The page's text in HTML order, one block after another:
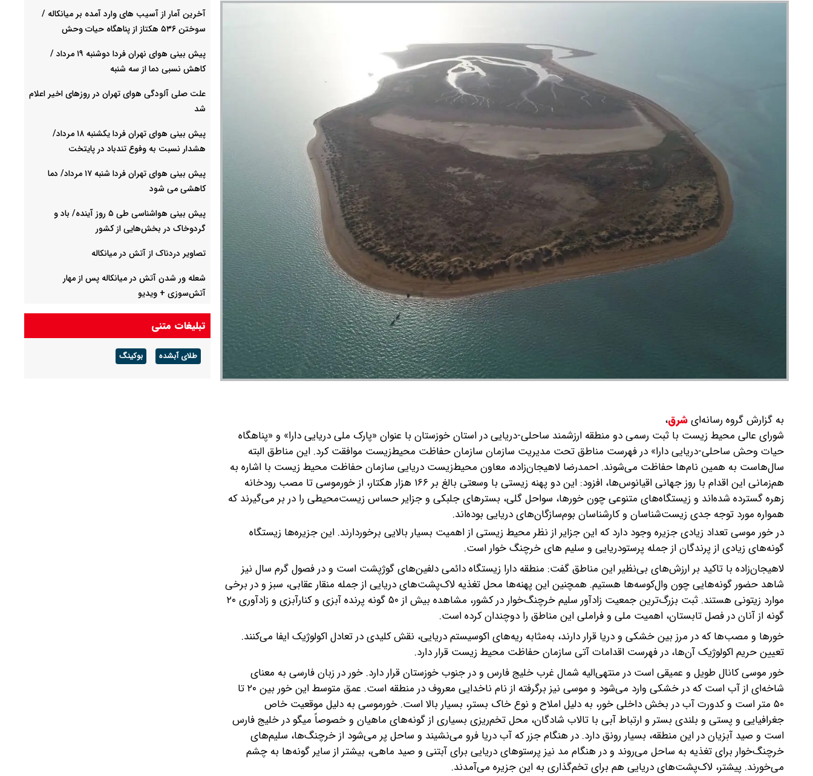
به گزارش گروه رسانه‌ایشرق،
شورای عالی محیط زیست با ثبت رسمی دو منطقه ارزشمند ساحلی-دریایی در استان خوزستان با عنوان «پارک ملی دریایی دارا» و «پناهگاه
حیات وحش ساحلی-دریایی دارا» در فهرست مناطق تحت مدیریت سازمان سازمان حفاظت محیط‌زیست موافقت کرد. این مناطق البته
سال‌هاست به همین نام‌ها حفاظت می‌شوند. احمدرضا لاهیجان‌زاده، معاون محیط‌زیست دریایی سازمان حفاظت محیط زیست با اشاره به
هم‌زمانی این اقدام با روز جهانی اقیانوس‌ها، افزود: این دو پهنه زیستی با وسعتی بالغ بر ۱۶۶ هزار هکتار، از خورموسی تا مصب رودخانه
زهره گسترده شده‌اند و زیستگاه‌های متنوعی چون خورها، سواحل گلی، بسترهای جلبکی و جزایر حساس زیست‌محیطی را در بر می‌گیرند که
همواره مورد توجه جدی زیست‌شناسان و کارشناسان بوم‌سازگان‌های دریایی بوده‌اند.
در خور موسی تعداد زیادی جزیره وجود دارد که این جزایر از نظر محیط زیستی از اهمیت بسیار بالایی برخوردارند. این جزیره‌ها زیستگاه
گونه‌های زیادی از پرندگان از جمله پرستودریایی و سلیم های خرچنگ خوار است.
لاهیجان‌زاده با تاکید بر ارزش‌های بی‌نظیر این مناطق گفت: منطقه دارا زیستگاه دائمی دلفین‌های گوژپشت است و در فصول گرم سال نیز
شاهد حضور گونه‌هایی چون وال‌کوسه‌ها هستیم. همچنین این پهنه‌ها محل تغذیه لاک‌پشت‌های دریایی از جمله منقار عقابی، سبز و در برخی
موارد زیتونی هستند. ثبت بزرگ‌ترین جمعیت زادآور سلیم خرچنگ‌خوار در کشور، مشاهده بیش از ۵۰ گونه پرنده آبزی و کنارآبزی و زادآوری ۲۰
گونه از آنان در فصل تابستان، اهمیت ملی و فراملی این مناطق را دوچندان کرده است.
خورها و مصب‌ها که در مرز بین خشکی و دریا قرار دارند، به‌مثابه ریه‌های اکوسیستم دریایی، نقش کلیدی در تعادل اکولوژیک ایفا می‌کنند.
تعیین حریم اکولوژیک آن‌ها، در فهرست اقدامات آتی سازمان حفاظت محیط زیست قرار دارد.
خور موسی کانال طویل و عمیقی است در منتهی‌الیه شمال غرب خلیج فارس و در جنوب خوزستان قرار دارد. خور در زبان فارسی به معنای
شاخه‌ای از آب است که در خشکی وارد می‌شود و موسی نیز برگرفته از نام ناخدایی معروف در منطقه است. عمق متوسط این خور بین ۲۰ تا
۵۰ متر است و کدورت آب در بخش داخلی خور، به دلیل املاح و نوع خاک بستر، بسیار بالا است. خورموسی به دلیل موقعیت خاص
جغرافیایی و پستی و بلندی بستر و ارتباط آبی با تالاب شادگان، محل تخم‌ریزی بسیاری از گونه‌های ماهیان و خصوصاً میگو در خلیج فارس
است و صید آبزیان در این منطقه، بسیار رونق دارد. در هنگام جزر که آب دریا فرو می‌نشیند و ساحل پر می‌شود از خرچنگ‌ها، سلیم‌های
خرچنگ‌خوار برای تغذیه به ساحل می‌روند و در هنگام مد نیز پرستوهای دریایی برای آبتنی و صید ماهی، بیشتر از سایر گونه‌ها به چشم
می‌خورند. پیشتر، لاک‌پشت‌های دریایی هم برای تخم‌گذاری به این جزیره می‌آمدند.
آخرین آمار از آسیب های وارد آمده بر میانکاله /
سوختن ۵۳۶ هکتاز از پناهگاه حیات وحش
پیش بینی هوای نهران فردا دوشنبه ۱۹ مرداد /
کاهش نسبی دما از سه شنبه
علت صلی آلودگی هوای تهران در روزهای اخیر اعلام
شد
پیش بینی هوای تهران فردا یکشنبه ۱۸ مرداد/
هشدار نسبت به وفوع تندباد در پایتخت
پیش بینی هوای تهران فردا شنبه ۱۷ مرداد/ دما
کاهشی می شود
پیش بینی هواشناسی طی ۵ روز آینده/ باد و
گردوخاک در بخش‌هایی از کشور
تصاویر دردناک از آتش در میانکاله
شعله ور شدن آتش در میانکاله پس از مهار
آتش‌سوزی + ویدیو
پیش بینی هوای تهران فردا چهارشنبه ۱۴ مرداد/
کاهش دمای تهران از جمعه
۱۵۰ کشور گرفتار توفان گرد و خاک
تبلیغات متنی
طلای آبشده بوکینگ